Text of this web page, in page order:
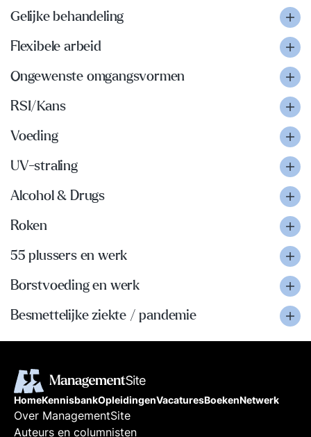
Gelijke behandeling
Flexibele arbeid
Ongewenste omgangsvormen
RSI/Kans
Voeding
UV-straling
Alcohol & Drugs
Roken
55 plussers en werk
Borstvoeding en werk
Besmettelijke ziekte / pandemie
HomeKennisbankOpleidingenVacaturesBoekenNetwerk
Over ManagementSite
Auteurs en columnisten